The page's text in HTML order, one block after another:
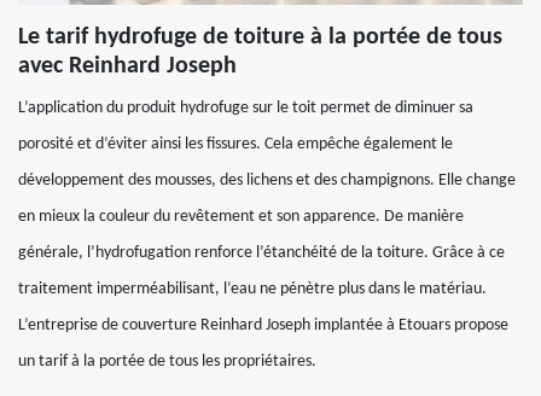
Le tarif hydrofuge de toiture à la portée de tous
avec Reinhard Joseph
L’application du produit hydrofuge sur le toit permet de diminuer sa
porosité et d’éviter ainsi les fissures. Cela empêche également le
développement des mousses, des lichens et des champignons. Elle change
en mieux la couleur du revêtement et son apparence. De manière
générale, l’hydrofugation renforce l’étanchéité de la toiture. Grâce à ce
traitement imperméabilisant, l’eau ne pénètre plus dans le matériau.
L’entreprise de couverture Reinhard Joseph implantée à Etouars propose
un tarif à la portée de tous les propriétaires.